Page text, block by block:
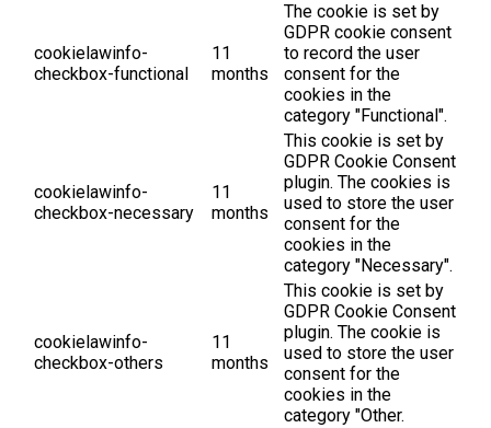
cookielawinfo-
checkbox-functional
11
months
The cookie is set by
GDPR cookie consent
to record the user
consent for the
cookies in the
category "Functional".
cookielawinfo-
checkbox-necessary
11
months
This cookie is set by
GDPR Cookie Consent
plugin. The cookies is
used to store the user
consent for the
cookies in the
category "Necessary".
cookielawinfo-
checkbox-others
11
months
This cookie is set by
GDPR Cookie Consent
plugin. The cookie is
used to store the user
consent for the
cookies in the
category "Other.